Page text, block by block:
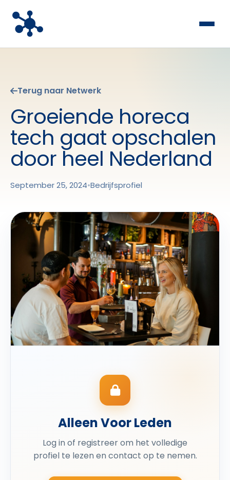
Terug naar Netwerk
Groeiende horeca
tech gaat opschalen
door heel Nederland
September 25, 2024•Bedrijfsprofiel
Alleen Voor Leden
Log in of registreer om het volledige
profiel te lezen en contact op te nemen.